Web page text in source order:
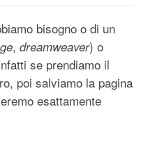
bisogno o di un
, dreamweaver) o
se prendiamo il
poi salviamo la pagina
esattamente